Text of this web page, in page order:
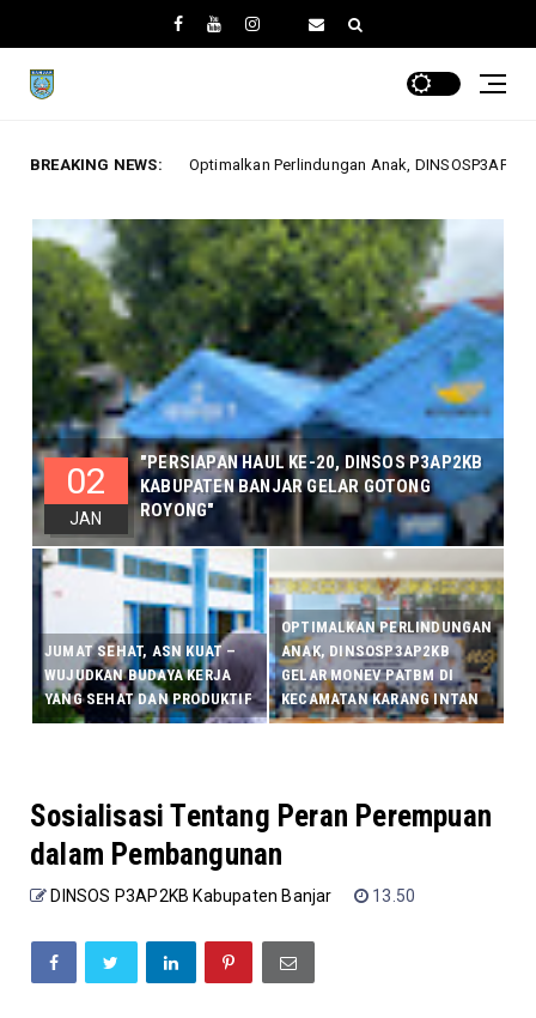
BREAKING NEWS:
Perlindungan Anak, DINSOSP3AP2KB Gelar Monev PATBM di
"PERSIAPAN HAUL KE-20, DINSOS P3AP2KB
KABUPATEN BANJAR GELAR GOTONG
ROYONG"
02
JAN
JUMAT SEHAT, ASN KUAT –
WUJUDKAN BUDAYA KERJA
YANG SEHAT DAN PRODUKTIF
OPTIMALKAN PERLINDUNGAN
ANAK, DINSOSP3AP2KB
GELAR MONEV PATBM DI
KECAMATAN KARANG INTAN
Sosialisasi Tentang Peran Perempuan
dalam Pembangunan
DINSOS P3AP2KB Kabupaten Banjar 13.50